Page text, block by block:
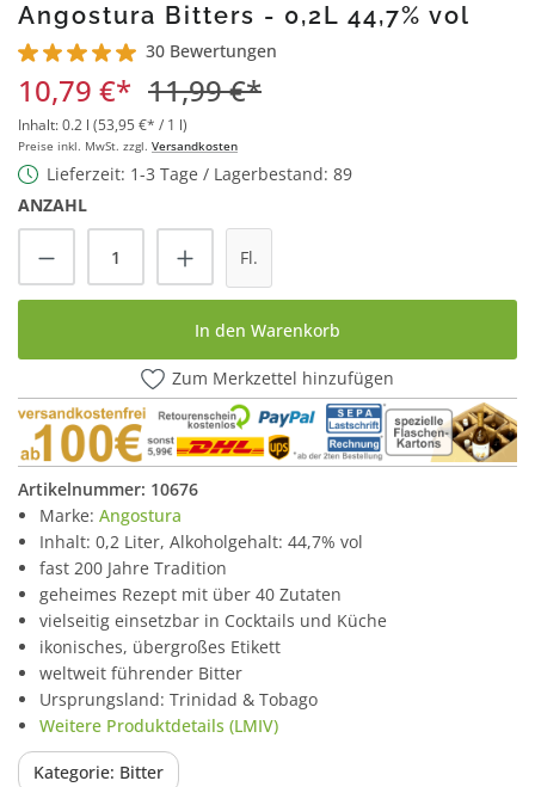
Angostura Bitters - 0,2L 44,7% vol
Durchschnittliche Bewertung von 5 von 5 Sternen
30 Bewertungen
10,79 €* 11,99 €*
Inhalt:0.2 l (53,95 €* / 1 l)
Preise inkl. MwSt. zzgl. Versandkosten
Lieferzeit: 1-3 Tage / Lagerbestand: 89
ANZAHL
Produkt Anzahl: Gib den gewünschten
Fl.
In den Warenkorb
Zum Merkzettel hinzufügen
Artikelnummer: 10676
Marke: Angostura
Inhalt: 0,2 Liter, Alkoholgehalt: 44,7% vol
fast 200 Jahre Tradition
geheimes Rezept mit über 40 Zutaten
vielseitig einsetzbar in Cocktails und Küche
ikonisches, übergroßes Etikett
weltweit führender Bitter
Ursprungsland: Trinidad & Tobago
Weitere Produktdetails (LMIV)
Kategorie: Bitter